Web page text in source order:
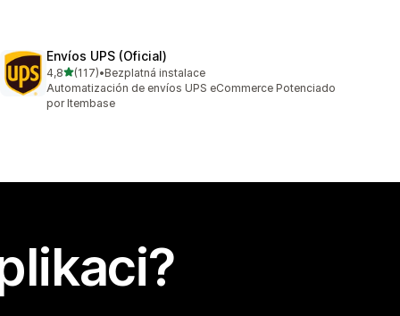
Envíos UPS (Oficial)
4,8z 5 hvězd
(117)
Celkový počet recenzí: 117
•Bezplatná instalace
Automatización de envíos UPS eCommerce Potenciado
por Itembase